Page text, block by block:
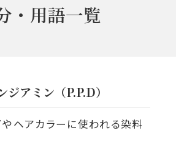
・用語一覧
アミン（P.P.D）
ヘアカラーに使われる染料